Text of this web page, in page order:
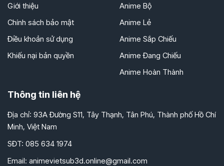
Giới thiệu
Chính sách bảo mật
Điều khoản sử dụng
Khiếu nại bản quyền
Anime Bộ
Anime Lẻ
Anime Sắp Chiếu
Anime Đang Chiếu
Anime Hoàn Thành
Thông tin liên hệ
Địa chỉ: 93A Đường S11, Tây Thạnh, Tân Phú, Thành phố Hồ Chí
Minh, Việt Nam
SĐT: 085 634 1974
Email: animevietsub3d.online@gmail.com